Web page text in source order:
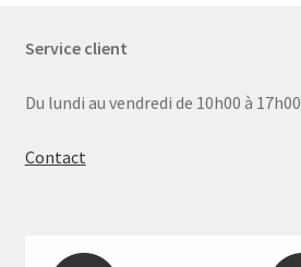
Service client
Du lundi au vendredi de 10h00 à 17h00
Contact